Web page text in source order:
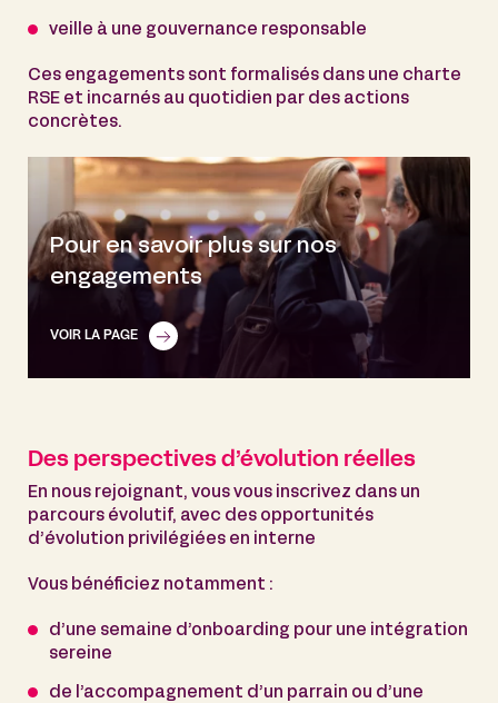
veille à une gouvernance responsable
Ces engagements sont formalisés dans une charte
RSE et incarnés au quotidien par des actions
concrètes.
Pour en savoir plus sur nos
engagements
VOIR LA PAGE
Des perspectives d’évolution réelles
En nous rejoignant, vous vous inscrivez dans un
parcours évolutif, avec des opportunités
d’évolution privilégiées en interne
Vous bénéficiez notamment :
d’une semaine d’onboarding pour une intégration
sereine
de l’accompagnement d’un parrain ou d’une